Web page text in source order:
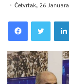
Četvrtak, 26